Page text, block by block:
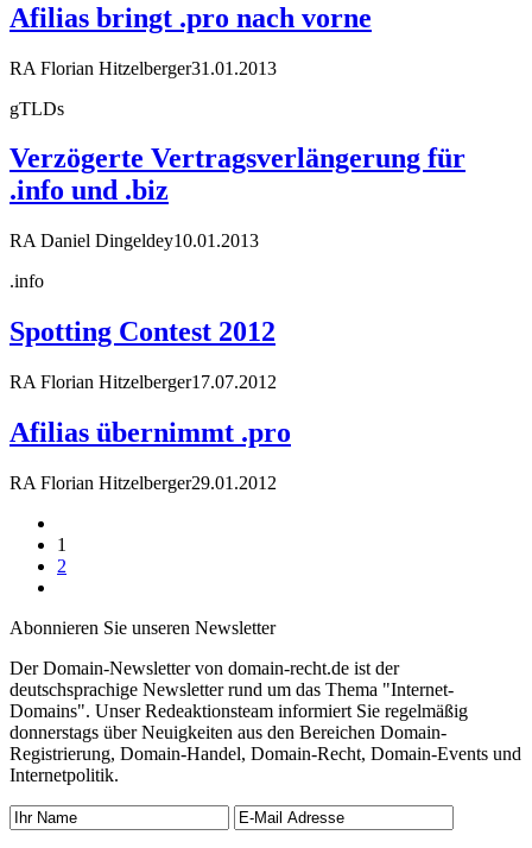
Afilias bringt .pro nach vorne
RA Florian Hitzelberger31.01.2013
gTLDs
Verzögerte Vertragsverlängerung für
.info und .biz
RA Daniel Dingeldey10.01.2013
.info
Spotting Contest 2012
RA Florian Hitzelberger17.07.2012
Afilias übernimmt .pro
RA Florian Hitzelberger29.01.2012
1
2
Abonnieren Sie unseren Newsletter
Der Domain-Newsletter von domain-recht.de ist der
deutschsprachige Newsletter rund um das Thema "Internet-
Domains". Unser Redeaktionsteam informiert Sie regelmäßig
donnerstags über Neuigkeiten aus den Bereichen Domain-
Registrierung, Domain-Handel, Domain-Recht, Domain-Events und
Internetpolitik.